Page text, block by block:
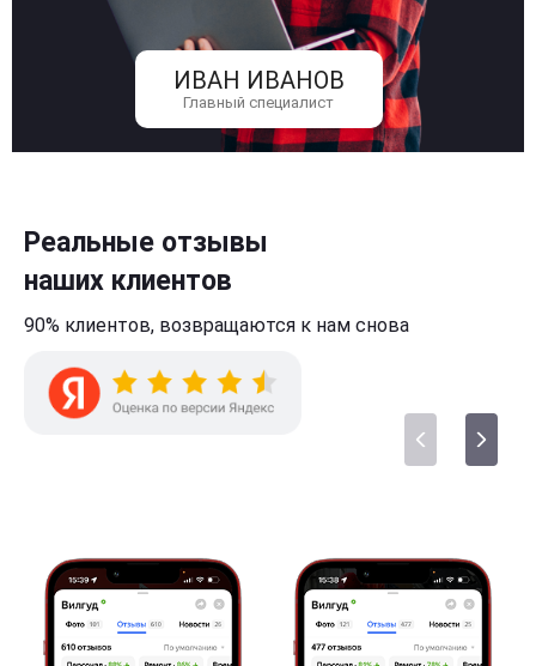
ИВАН ИВАНОВ
Главный специалист
Реальные отзывы
наших клиентов
90% клиентов, возвращаются к нам снова